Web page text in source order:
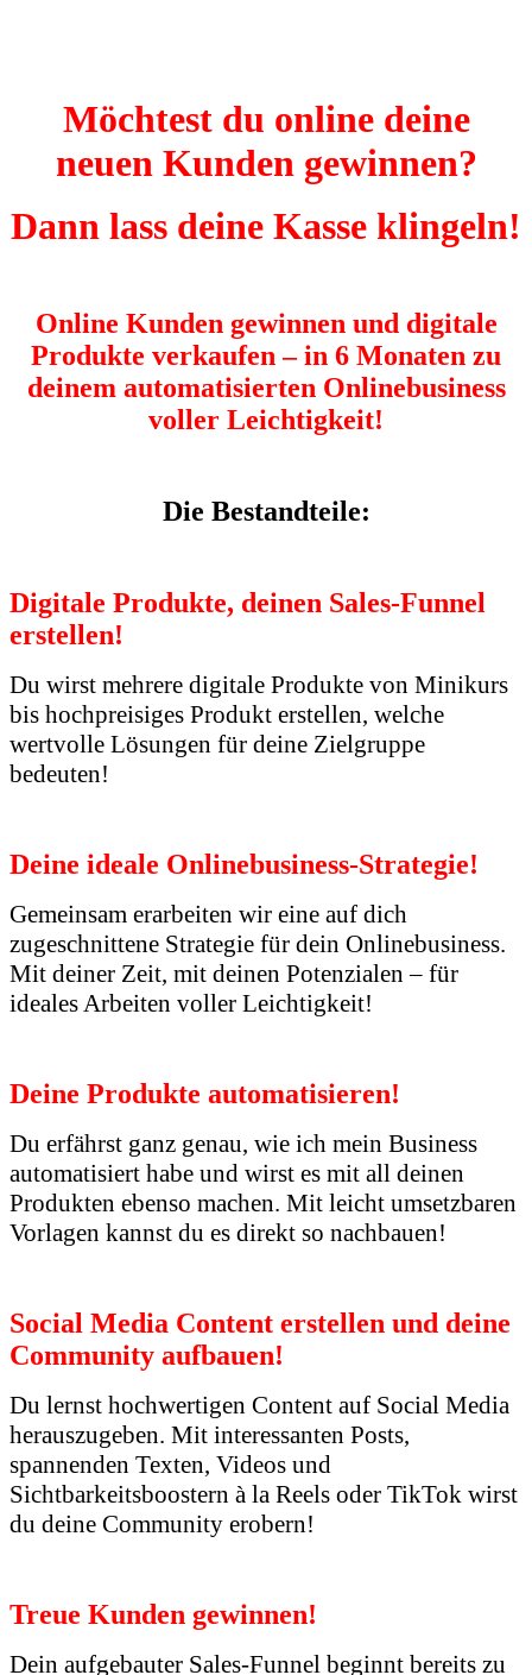
Möchtest du online deine
neuen Kunden gewinnen?
Dann lass deine Kasse klingeln!
Online Kunden gewinnen und digitale
Produkte verkaufen – in 6 Monaten zu
deinem automatisierten Onlinebusiness
voller Leichtigkeit!
Die Bestandteile:
Digitale Produkte, deinen Sales-Funnel
erstellen!
Du wirst mehrere digitale Produkte von Minikurs
bis hochpreisiges Produkt erstellen, welche
wertvolle Lösungen für deine Zielgruppe
bedeuten!
Deine ideale Onlinebusiness-Strategie!
Gemeinsam erarbeiten wir eine auf dich
zugeschnittene Strategie für dein Onlinebusiness.
Mit deiner Zeit, mit deinen Potenzialen – für
ideales Arbeiten voller Leichtigkeit!
Deine Produkte automatisieren!
Du erfährst ganz genau, wie ich mein Business
automatisiert habe und wirst es mit all deinen
Produkten ebenso machen. Mit leicht umsetzbaren
Vorlagen kannst du es direkt so nachbauen!
Social Media Content erstellen und deine
Community aufbauen!
Du lernst hochwertigen Content auf Social Media
herauszugeben. Mit interessanten Posts,
spannenden Texten, Videos und
Sichtbarkeitsboostern à la Reels oder TikTok wirst
du deine Community erobern!
Treue Kunden gewinnen!
Dein aufgebauter Sales-Funnel beginnt bereits zu